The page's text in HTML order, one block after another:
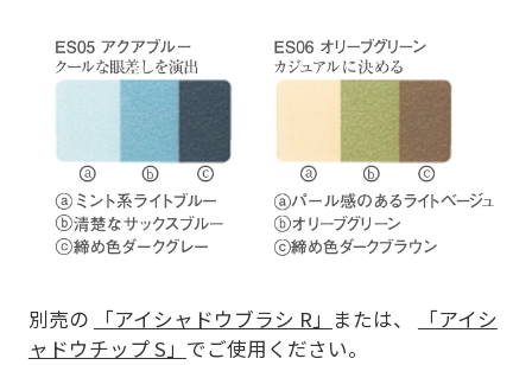
別売の 「アイシャドウブラシ R」 または、
「アイシ
ャドウチップ S」 でご使用ください。